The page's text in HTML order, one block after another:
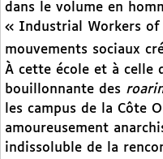
dans le volume en
« Industrial Workers of
mouvements sociaux
À cette école et à celle
bouillonnante des
les campus de la Côte
amoureusement
indissoluble de la